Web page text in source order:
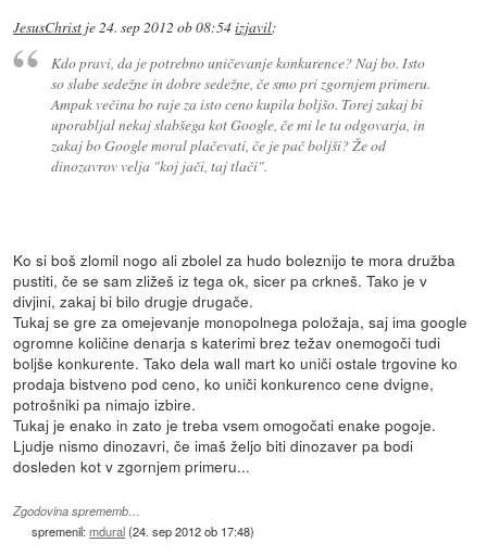
JesusChrist je24. sep 2012 ob 08:54izjavil:
Kdo pravi, da je potrebno uničevanje konkurence? Naj bo. Isto
so slabe sedežne in dobre sedežne, če smo pri zgornjem primeru.
Ampak večina bo raje za isto ceno kupila boljšo. Torej zakaj bi
uporabljal nekaj slabšega kot Google, če mi le ta odgovarja, in
zakaj bo Google moral plačevati, če je pač boljši? Že od
dinozavrov velja "koj jači, taj tlači".
Ko si boš zlomil nogo ali zbolel za hudo boleznijo te mora družba
pustiti, če se sam zližeš iz tega ok, sicer pa crkneš. Tako je v
divjini, zakaj bi bilo drugje drugače.
Tukaj se gre za omejevanje monopolnega položaja, saj ima google
ogromne količine denarja s katerimi brez težav onemogoči tudi
boljše konkurente. Tako dela wall mart ko uniči ostale trgovine ko
prodaja bistveno pod ceno, ko uniči konkurenco cene dvigne,
potrošniki pa nimajo izbire.
Tukaj je enako in zato je treba vsem omogočati enake pogoje.
Ljudje nismo dinozavri, če imaš željo biti dinozaver pa bodi
dosleden kot v zgornjem primeru...
Zgodovina sprememb…
spremenil:mdural(24. sep 2012 ob 17:48)